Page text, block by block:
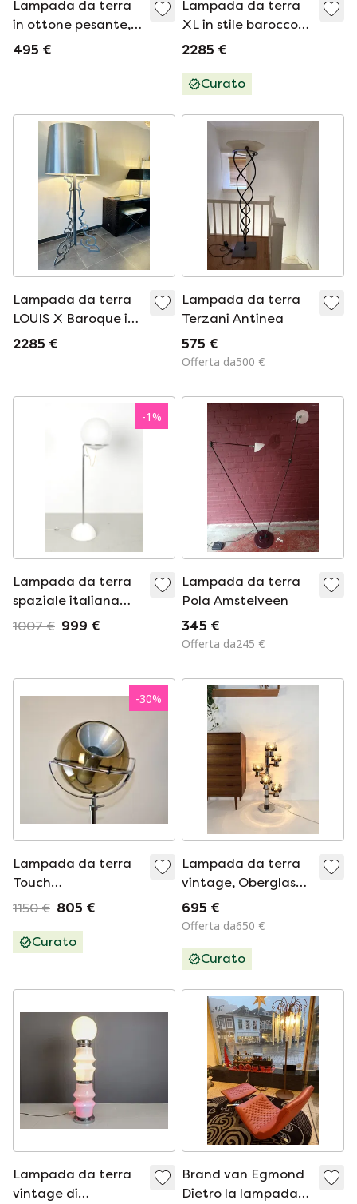
Lampada da terra
in ottone pesante,
Scolari anni '70
495 €
Lampada da terra
XL in stile barocco
francese parigino
2285 €
Curato
Lampada da terra
LOUIS X Baroque in
acciaio inox, 185 cm,
2285 €
Lampada da terra
Terzani Antinea
575 €
Offerta da500 €
-1%
Lampada da terra
spaziale italiana
69510
1007 € 999 €
Lampada da terra
Pola Amstelveen
345 €
Offerta da245 €
-30%
Lampada da terra
Touch
&#39;Globe&#39;
1150 € 805 €
Curato
Lampada da terra
vintage, Oberglas
Austria anni '80
695 €
Offerta da650 €
Curato
Lampada da terra
vintage di
Brand van Egmond
Dietro la lampada